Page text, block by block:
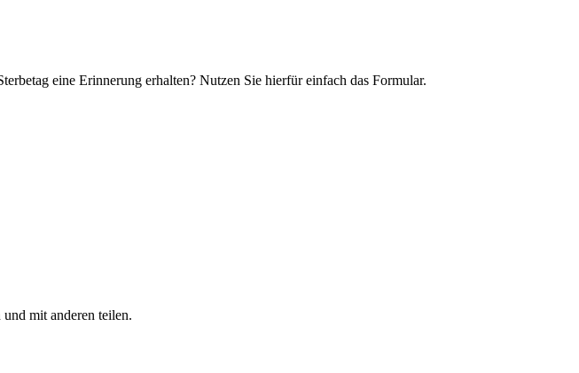
eine Erinnerung erhalten? Nutzen Sie hierfür einfach das Formular.
mit anderen teilen.